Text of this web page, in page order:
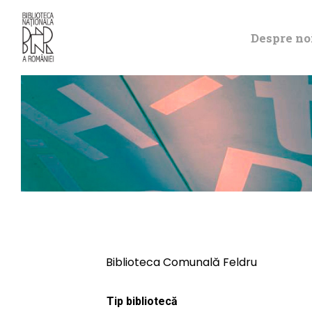
Despre
Biblioteca Comunală Feldru
Tip bibliotecă